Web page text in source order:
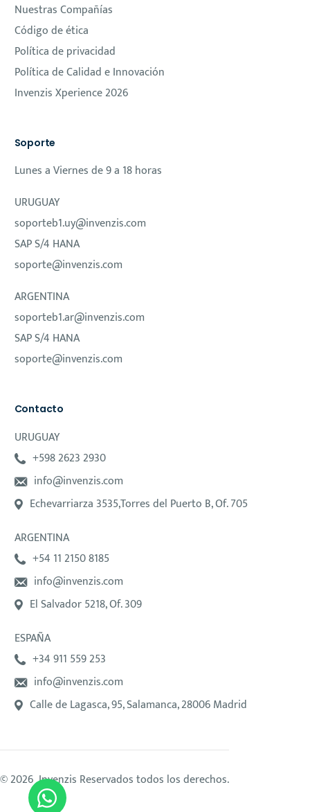
Nuestras Compañías
Código de ética
Política de privacidad
Política de Calidad e Innovación
Invenzis Xperience 2026
Soporte
Lunes a Viernes de 9 a 18 horas
URUGUAY
soporteb1.uy@invenzis.com
SAP S/4 HANA
soporte@invenzis.com
ARGENTINA
soporteb1.ar@invenzis.com
SAP S/4 HANA
soporte@invenzis.com
Contacto
URUGUAY
+598 2623 2930
info@invenzis.com
Echevarriarza 3535,Torres del Puerto B, Of. 705
ARGENTINA
+54 11 2150 8185
info@invenzis.com
El Salvador 5218, Of. 309
ESPAÑA
+34 911 559 253
info@invenzis.com
Calle de Lagasca, 95, Salamanca, 28006 Madrid
© 2026 Invenzis Reservados todos los derechos.